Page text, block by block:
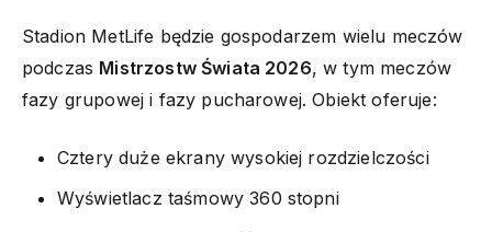
Stadion MetLife będzie gospodarzem wielu meczów
podczas Mistrzostw Świata 2026, w tym meczów
fazy grupowej i fazy pucharowej. Obiekt oferuje:
Cztery duże ekrany wysokiej rozdzielczości
Wyświetlacz taśmowy 360 stopni